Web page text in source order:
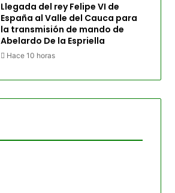
Llegada del rey Felipe VI de
España al Valle del Cauca para
la transmisión de mando de
Abelardo De la Espriella
Hace 10 horas